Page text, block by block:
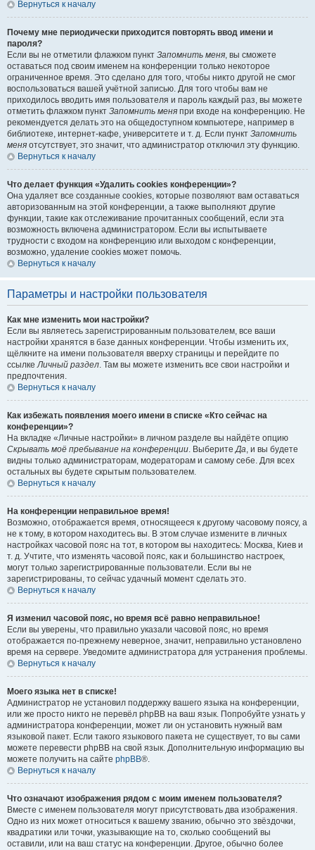
Вернуться к началу
Почему мне периодически приходится повторять ввод имени и
пароля?
Если вы не отметили флажком пункт Запомнить меня, вы сможете
оставаться под своим именем на конференции только некоторое
ограниченное время. Это сделано для того, чтобы никто другой не смог
воспользоваться вашей учётной записью. Для того чтобы вам не
приходилось вводить имя пользователя и пароль каждый раз, вы можете
отметить флажком пункт Запомнить меня при входе на конференцию. Не
рекомендуется делать это на общедоступном компьютере, например в
библиотеке, интернет-кафе, университете и т. д. Если пункт Запомнить
меня отсутствует, это значит, что администратор отключил эту функцию.
Вернуться к началу
Что делает функция «Удалить cookies конференции»?
Она удаляет все созданные cookies, которые позволяют вам оставаться
авторизованным на этой конференции, а также выполняют другие
функции, такие как отслеживание прочитанных сообщений, если эта
возможность включена администратором. Если вы испытываете
трудности с входом на конференцию или выходом с конференции,
возможно, удаление cookies может помочь.
Вернуться к началу
Параметры и настройки пользователя
Как мне изменить мои настройки?
Если вы являетесь зарегистрированным пользователем, все ваши
настройки хранятся в базе данных конференции. Чтобы изменить их,
щёлкните на имени пользователя вверху страницы и перейдите по
ссылкеЛичный раздел. Там вы можете изменить все свои настройки и
предпочтения.
Вернуться к началу
Как избежать появления моего имени в списке «Кто сейчас на
конференции»?
На вкладке «Личные настройки» в личном разделе вы найдёте опцию
Скрывать моё пребывание на конференции. ВыберитеДа, и вы будете
видны только администраторам, модераторам и самому себе. Для всех
остальных вы будете скрытым пользователем.
Вернуться к началу
На конференции неправильное время!
Возможно, отображается время, относящееся к другому часовому поясу, а
не к тому, в котором находитесь вы. В этом случае измените в личных
настройках часовой пояс на тот, в котором вы находитесь: Москва, Киев и
т. д. Учтите, что изменять часовой пояс, как и большинство настроек,
могут только зарегистрированные пользователи. Если вы не
зарегистрированы, то сейчас удачный момент сделать это.
Вернуться к началу
Я изменил часовой пояс, но время всё равно неправильное!
Если вы уверены, что правильно указали часовой пояс, но время
отображается по-прежнему неверное, значит, неправильно установлено
время на сервере. Уведомите администратора для устранения проблемы.
Вернуться к началу
Моего языка нет в списке!
Администратор не установил поддержку вашего языка на конференции,
или же просто никто не перевёл phpBB на ваш язык. Попробуйте узнать у
администратора конференции, может ли он установить нужный вам
языковой пакет. Если такого языкового пакета не существует, то вы сами
можете перевести phpBB на свой язык. Дополнительную информацию вы
можете получить на сайте phpBB®.
Вернуться к началу
Что означают изображения рядом с моим именем пользователя?
Вместе с именем пользователя могут присутствовать два изображения.
Одно из них может относиться к вашему званию, обычно это звёздочки,
квадратики или точки, указывающие на то, сколько сообщений вы
оставили, или на ваш статус на конференции. Другое, обычно более